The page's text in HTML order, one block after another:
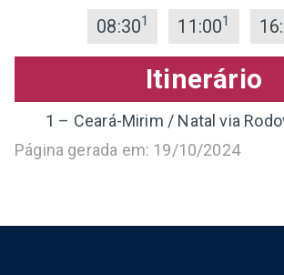
08:301 11:001
Itinerário
1 – Ceará-Mirim / Natal via
Página gerada em: 19/10/2024